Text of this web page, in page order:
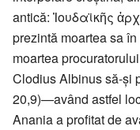
antică: Ἰουδαϊκῆς
prezintă moartea sa
moartea
Clodius Albinus să-și
20,9)—având astfel
Anania a profitat de